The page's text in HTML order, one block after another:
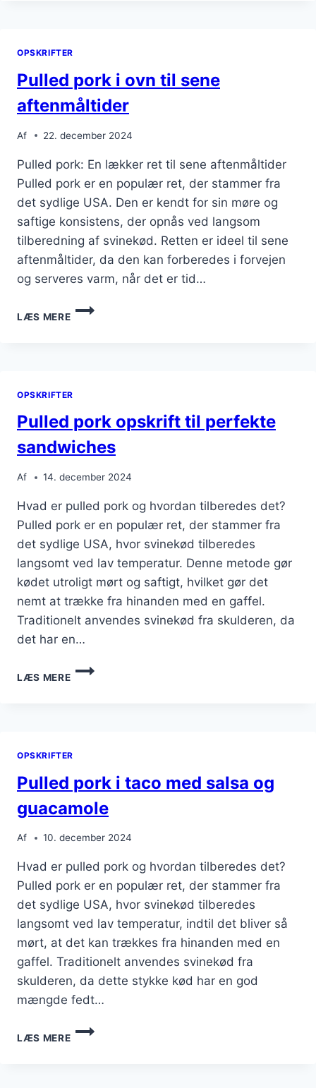
OPSKRIFTER
Pulled pork i ovn til sene
aftenmåltider
Af 22. december 2024
Pulled pork: En lækker ret til sene aftenmåltider
Pulled pork er en populær ret, der stammer fra
det sydlige USA. Den er kendt for sin møre og
saftige konsistens, der opnås ved langsom
tilberedning af svinekød. Retten er ideel til sene
aftenmåltider, da den kan forberedes i forvejen
og serveres varm, når det er tid…
LÆS MERE
PULLED
PORK
AFTENMÅLTIDER
OPSKRIFTER
Pulled pork opskrift til perfekte
sandwiches
Af 14. december 2024
Hvad er pulled pork og hvordan tilberedes det?
Pulled pork er en populær ret, der stammer fra
det sydlige USA, hvor svinekød tilberedes
langsomt ved lav temperatur. Denne metode gør
kødet utroligt mørt og saftigt, hvilket gør det
nemt at trække fra hinanden med en gaffel.
Traditionelt anvendes svinekød fra skulderen, da
det har en…
LÆS MERE
PULLED
PORK
OPSKRIFTER
Pulled pork i taco med salsa og
guacamole
Af 10. december 2024
Hvad er pulled pork og hvordan tilberedes det?
Pulled pork er en populær ret, der stammer fra
det sydlige USA, hvor svinekød tilberedes
langsomt ved lav temperatur, indtil det bliver så
mørt, at det kan trækkes fra hinanden med en
gaffel. Traditionelt anvendes svinekød fra
skulderen, da dette stykke kød har en god
mængde fedt…
LÆS MERE
PULLED
PORK